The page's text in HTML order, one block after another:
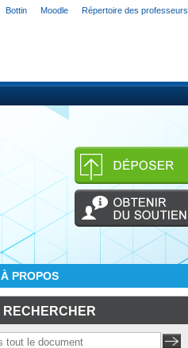
Bottin Moodle Répertoire des professeurs
À PROPOS
RECHERCHER